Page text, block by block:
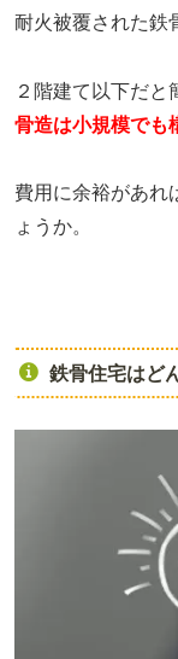
耐火被覆された鉄
２階建て以下だと
骨造は小規模でも
費用に余裕があれ
ょうか。
鉄骨住宅はど